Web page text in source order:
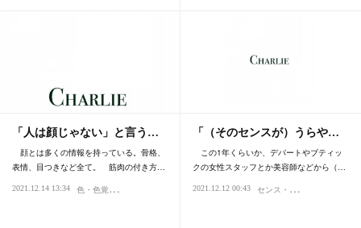
「人は顔じゃない」と言う…
顔とは多くの情報を持っている。骨格、
表情、目つきなど全て。 筋肉の付き方…
2021.12.14 13:34 色
・色覚異常・視力・視覚 IQ・知能 知覚・認知
「（そのセンスが）うらや…
この1年くらいか、デパートやブティッ
クの女性スタッフとか美容師などから（…
2021.12.12 00:43 セ
ンス・感性